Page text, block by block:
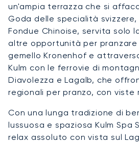
un'ampia terrazza che si
Goda delle specialità
Fondue Chinoise, servita solo
altre opportunità per
gemello Kronenhof e
Kulm con le ferrovie di
Diavolezza e Lagalb, che
regionali per pranzo, con viste
Con una lunga tradizione di
lussuosa e spaziosa Kulm Spa
relax assoluto con vista sul